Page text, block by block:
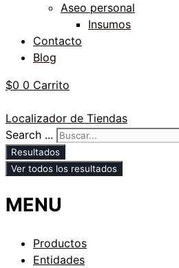
Aseo personal
Insumos
Contacto
Blog
$0 0 Carrito
Localizador de Tiendas
Search ...
Resultados
Ver todos los resultados
MENU
Productos
Entidades